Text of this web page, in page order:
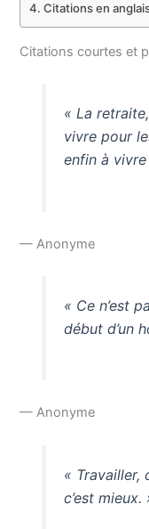
Citations en
Citations courtes et
« La
vivre pour
enfin à
— Anonyme
« Ce n’est
début d’un
— Anonyme
« Travailler,
c’est mieux.